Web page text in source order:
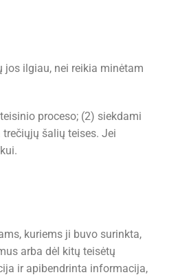
ilgiau, nei reikia minėtam
proceso; (2) siekdami
šalių teises. Jei
kuriems ji buvo surinkta,
arba dėl kitų teisėtų
ir apibendrinta informacija,